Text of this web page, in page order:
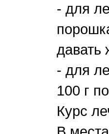
- для
давать
- для
100 г
Курс